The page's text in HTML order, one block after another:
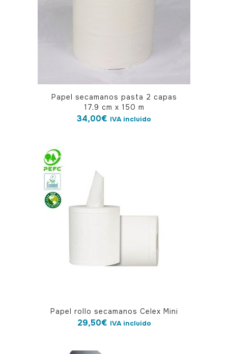
Papel secamanos pasta 2 capas
17,9 cm x 150 m
34,00€ IVA incluido
Papel rollo secamanos Celex Mini
29,50€ IVA incluido